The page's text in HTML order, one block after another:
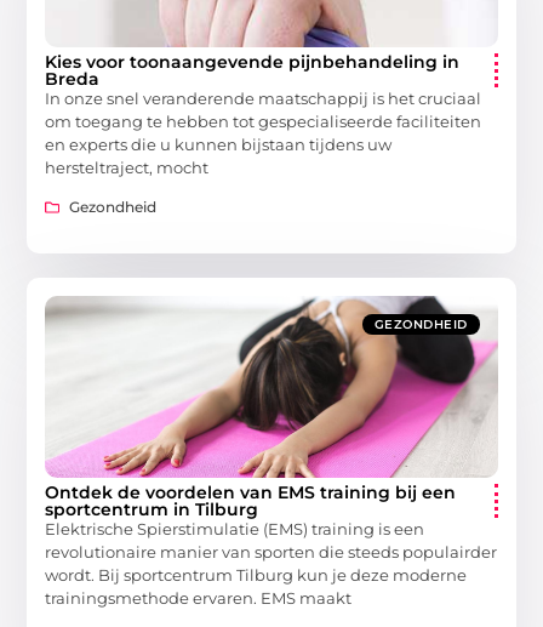
Kies voor toonaangevende pijnbehandeling in
Breda
In onze snel veranderende maatschappij is het cruciaal
om toegang te hebben tot gespecialiseerde faciliteiten
en experts die u kunnen bijstaan tijdens uw
hersteltraject, mocht
Gezondheid
GEZONDHEID
Ontdek de voordelen van EMS training bij een
sportcentrum in Tilburg
Elektrische Spierstimulatie (EMS) training is een
revolutionaire manier van sporten die steeds populairder
wordt. Bij sportcentrum Tilburg kun je deze moderne
trainingsmethode ervaren. EMS maakt